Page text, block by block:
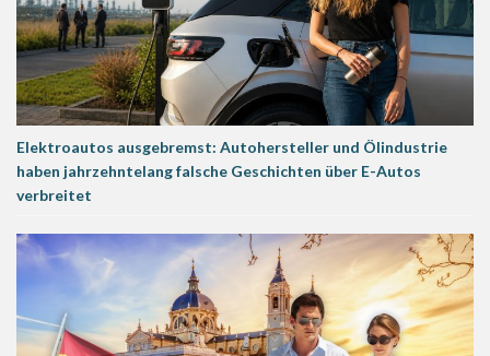
Elektroautos ausgebremst: Autohersteller und Ölindustrie
haben jahrzehntelang falsche Geschichten über E-Autos
verbreitet